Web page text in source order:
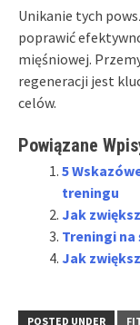
Unikanie tych
poprawić
mięśniowej.
regeneracji jest
celów.
Powiązane
5
treningu
Jak
Treningi na
Jak
POSTED UNDER